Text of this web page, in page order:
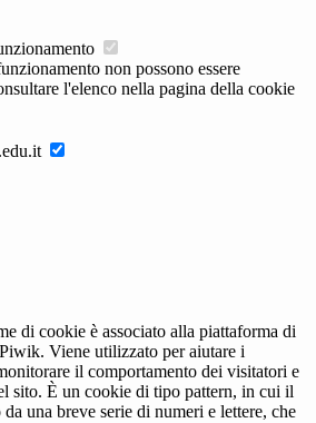
non possono essere
l'elenco nella pagina della cookie
di cookie è associato alla piattaforma di
Viene utilizzato per aiutare i
il comportamento dei visitatori e
sito. È un cookie di tipo pattern, in cui il
una breve serie di numeri e lettere, che